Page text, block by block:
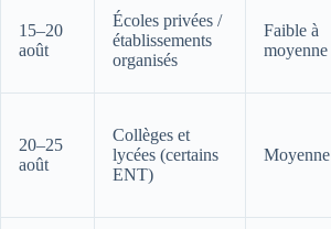
15–20
août
Écoles privées /
établissements
organisés
Faible à
moyenne
20–25
août
Collèges et
lycées (certains
ENT)
Moyenne